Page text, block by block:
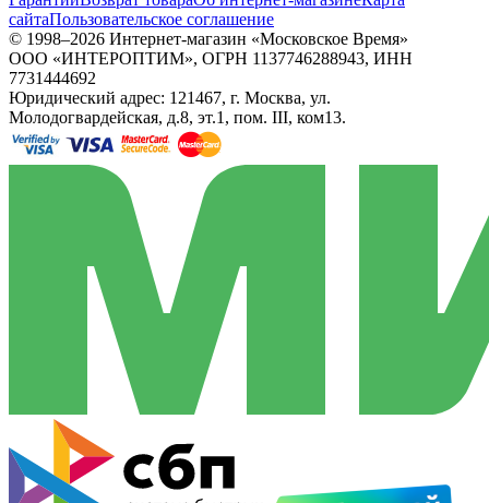
сайтаПользовательское соглашение
© 1998–2026 Интернет-магазин «Московское Время»
ООО «ИНТЕРОПТИМ», ОГРН 1137746288943, ИНН
7731444692
Юридический адрес: 121467, г. Москва, ул.
Молодогвардейская, д.8, эт.1, пом. III, ком13.